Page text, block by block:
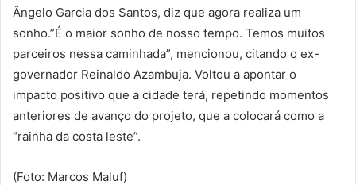
Ângelo Garcia dos Santos, diz que agora realiza um
sonho.”É o maior sonho de nosso tempo. Temos muitos
parceiros nessa caminhada”, mencionou, citando o ex-
governador Reinaldo Azambuja. Voltou a apontar o
impacto positivo que a cidade terá, repetindo momentos
anteriores de avanço do projeto, que a colocará como a
“rainha da costa leste”.
(Foto: Marcos Maluf)